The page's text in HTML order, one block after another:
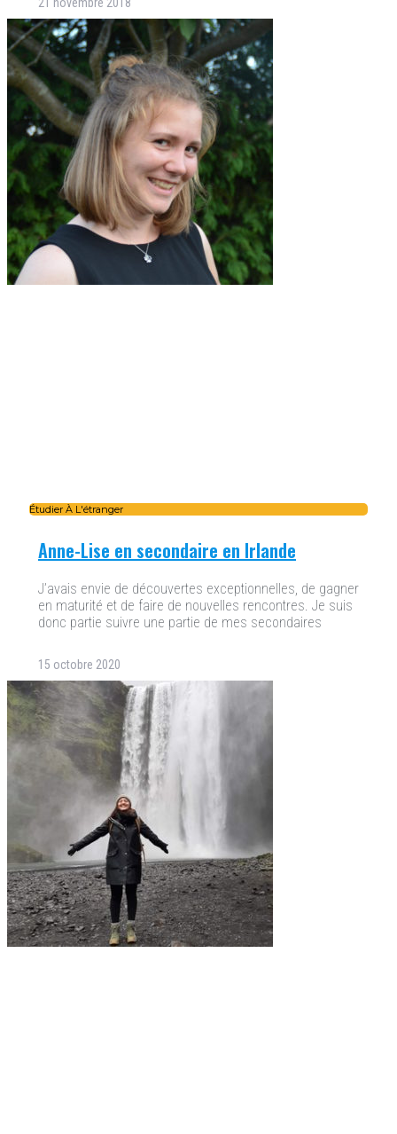
21 novembre 2018
Étudier À L'étranger
Anne-Lise en secondaire en Irlande
J’avais envie de découvertes exceptionnelles, de gagner
en maturité et de faire de nouvelles rencontres. Je suis
donc partie suivre une partie de mes secondaires
15 octobre 2020